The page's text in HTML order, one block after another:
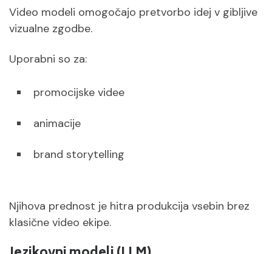
Video modeli omogočajo pretvorbo idej v gibljive
vizualne zgodbe.
Uporabni so za:
promocijske videe
animacije
brand storytelling
Njihova prednost je hitra produkcija vsebin brez
klasične video ekipe.